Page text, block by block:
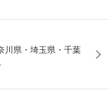
川県・埼玉県・千葉